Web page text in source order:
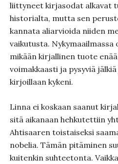
liittyneet kirjasodat alkavat
historialta, mutta sen
kannata aliarvioida niiden
vaikutusta. Nykymaailmassa
mikään kirjallinen tuote
voimakkaasti ja pysyviä
kirjoillaan kykeni.
Linna ei koskaan saanut
sitä aikanaan hehkutettiin
Ahtisaaren toistaiseksi
nobelia. Tämän pitäminen
kuitenkin suhteetonta.